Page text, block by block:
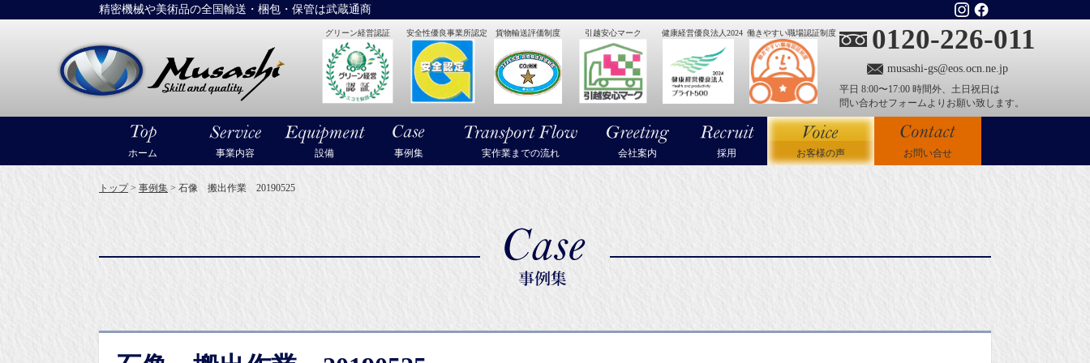
精密機械や美術品の全国輸送・梱包・保管は武蔵通商
大型精密機械・美術品・高級楽器の梱包・輸送なら武蔵通商
グリーン経営認証 安全性優良事業所認定 貨物輸送評価制度 引越安心マーク 健康経営優良法人2024 働きやすい職場認証制度 0120-226-011
musashi-gs@eos.ocn.ne.jp
平日 8:00〜17:00 時間外、土日祝日は
問い合わせフォームよりお願い致します。
ホーム 事業内容 設備 事例集 実作業までの流れ 会社案内 採用 お客様の声 お問い合せ
トップ> 事例集 > 石像 搬出作業 20190525